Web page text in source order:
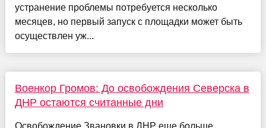
устранение проблемы потребуется несколько
месяцев, но первый запуск с площадки может быть
осуществлен уж...
Военкор Громов: До освобождения Северска в
ДНР остаются считанные дни
Освобождение Звановки в ДНР еще больше